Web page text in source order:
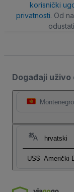
korisnički
privatnosti. Od
Događaji
Montenegro
hrvatski
US$ Američki